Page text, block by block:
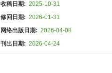
收稿日期: 2025-10-31
修回日期: 2026-01-31
网络出版日期: 2026-04-08
刊出日期: 2026-04-24